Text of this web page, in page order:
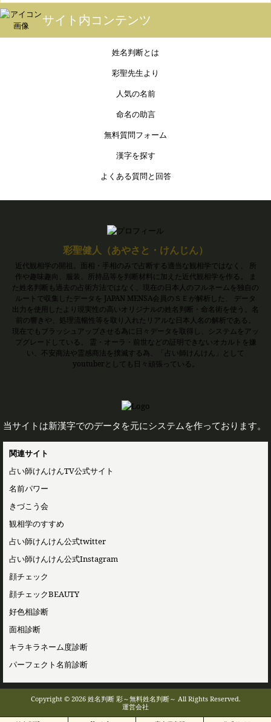
サイト内コンテンツ
姓名判断とは
彩聖先生より
人気の名前
命名の助言
無料質問フォーム
漢字を探す
よくある質問と回答
彩聖健人（あやさと・けんじん）
近代観相学の開祖。面相・手相のみで占断する適当な観相学ではなく、 所
作や趣味趣向、服装、所持品等を判断材料に加えた近代観相学を作る。 ま
た姓名判断も過去の占術方法ではなく、現在の日本人のフルネームを独自の
ルートで収集したデータを JAPAN MENSA会員のＳＥが解析した、 データ
出力を使用したより現実性の高いオリジナルの姓名判断・命名術を使う。名
前の響きや、処理流暢性等を取り入れたリアルな日本人名の解析である。
現在でもブラッシュアップさせる為に日々データを取得し、システムをアッ
プグレードしている。 霊・オーラ・前世などの証明できないオカルトを嫌
い、不安商法や霊感商法を撲滅する為、「占い師けんけん」として
youtuberとしても日々頑張っている。
当サイトは新漢字でのデータを元にシステムを作っております。
関連サイト
占い師けんけんTV公式サイト
名前パワー
きづこう会
観相学のすすめ
占い師けんけん公式twitter
占い師けんけん公式Instagram
顔チェック
顔チェックBEAUTY
好色相診断
面相診断
キラキラネーム度診断
パーフェクト名前診断
Copyright © 2026 姓名判断 彩～無料姓名判断～ All Rights Reserved.
運営会社